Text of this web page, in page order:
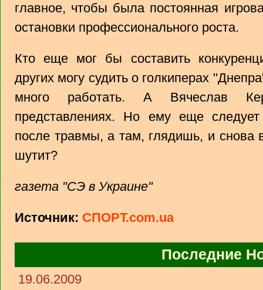
главное, чтобы была постоянная
остановки профессионального роста.
Кто еще мог бы составить
других могу судить о голкиперах
много работать. А Вячеслав
представлениях. Но ему еще
после травмы, а там, глядишь, и снова
шутит?
газета "СЭ в Украине"
Источник: СПОРТ.com.ua
Последние
19.06.2009